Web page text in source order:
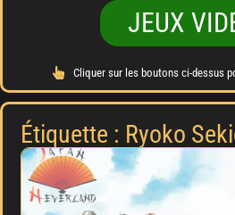
JEUX
Cliquer sur les boutons ci-dessus
Étiquette : Ryoko